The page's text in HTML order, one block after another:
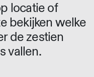
locatie of
bekijken welke
de zestien
vallen.